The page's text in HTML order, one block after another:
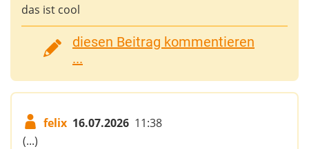
das ist cool
diesen Beitrag kommentieren
...
felix 16.07.2026 11:38
(...)